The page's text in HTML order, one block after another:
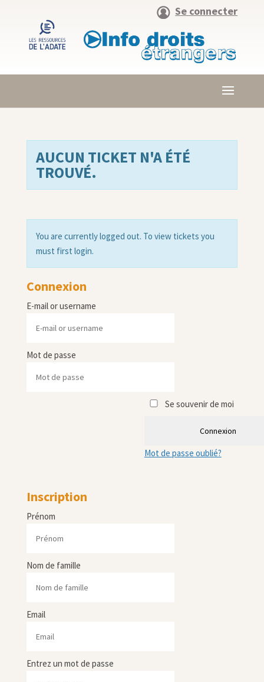
Se connecter
AUCUN TICKET N'A ÉTÉ
TROUVÉ.
You are currently logged out. To view tickets you
must first login.
Connexion
E-mail or username
Mot de passe
Se souvenir de moi
Connexion
Mot de passe oublié?
Inscription
Prénom
Nom de famille
Email
Entrez un mot de passe